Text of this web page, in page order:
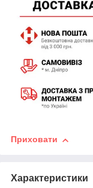
Приховати
Характеристики